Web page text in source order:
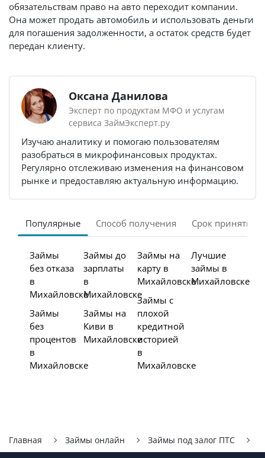
обязательствам право на авто переходит компании.
Она может продать автомобиль и использовать деньги
для погашения задолженности, а остаток средств будет
передан клиенту.
Оксана Данилова
Эксперт по продуктам МФО и услугам
сервиса ЗаймЭксперт.ру
Изучаю аналитику и помогаю пользователям
разобраться в микрофинансовых продуктах.
Регулярно отслеживаю изменения на финансовом
рынке и предоставляю актуальную информацию.
Популярные Способ получения Срок принятия
Займы
без отказа
в
Михайловске
Займы
без
процентов
в
Михайловске
Займы до
зарплаты
в
Михайловске
Займы на
Киви в
Михайловске
Займы на
карту в
Михайловске
Займы с
плохой
кредитной
историей
в
Михайловске
Лучшие
займы в
Михайловске
Главная Займы онлайн Займы под залог ПТС